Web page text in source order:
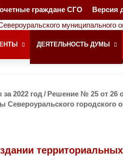
граждане СГО Версия
ДЕЯТЕЛЬНОСТЬ ДУМЫ
2022 год / Решение № 25 от 26
Североуральского городского
территориальных